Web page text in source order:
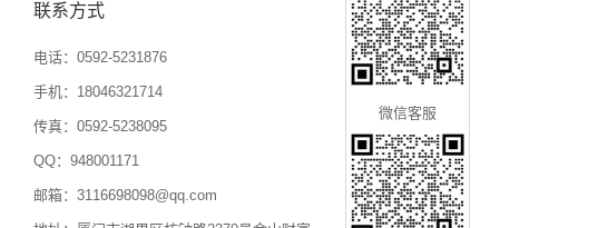
联系方式
电话：0592-5231876
手机：18046321714
传真：0592-5238095
QQ：948001171
邮箱：3116698098@qq.com
微信客服